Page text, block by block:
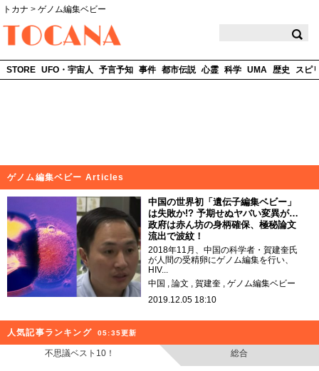
トカナ > ゲノム編集ベビー
STORE UFO・宇宙人 予言予知 事件 都市伝説 心霊 科学 UMA 歴史 スピ
ゲノム編集ベビー Articles
中国の世界初「遺伝子編集ベビー」
は失敗か!? 予期せぬヤバい変異が…
政府は赤ん坊の身柄確保、極秘論文
流出で波紋！
2018年11月、中国の科学者・賀建奎氏
が人間の受精卵にゲノム編集を行い、
HIV...
中国
論文 賀建奎
ゲノム編集ベビー
2019.12.05 18:10
人気記事ランキング 05:35更新
不思議ベスト10！ 総合